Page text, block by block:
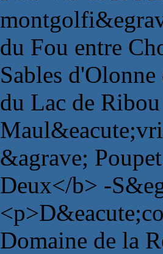
du Fou entre
Sables
du Lac de
&agrave;
Deux</b> -
Domaine de la